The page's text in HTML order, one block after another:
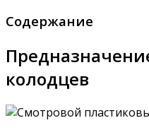
Содержание
колодцев